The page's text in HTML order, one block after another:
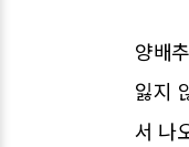
양배
잃지
서 나